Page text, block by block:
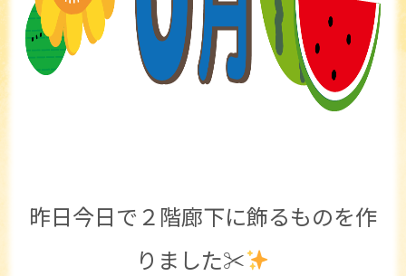
昨日今日で２階廊下に飾るものを作
りました✂